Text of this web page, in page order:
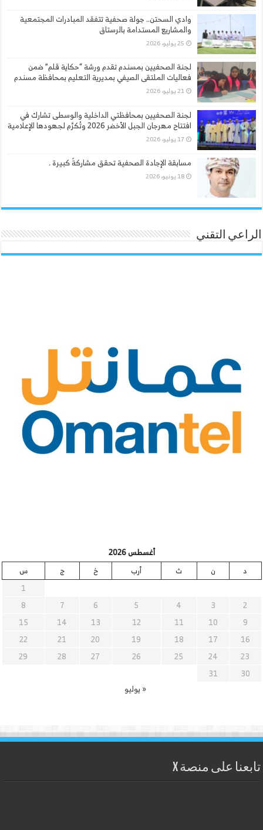
وادي السحتن.. جولة صحفية تتفقد المبادرات المجتمعية
والمشاريع المستدامة بالرستاق
25 يوليو، 2026
لجنة الصحفيين بمسندم تقدم ورشة “حكاية قلم” ضمن
فعاليات الملتقى الصيفي بمديرية التعليم بمحافظة مسندم
21 يوليو، 2026
لجنة الصحفيين بمحافظتي الداخلية والوسطى تشارك في
افتتاح مهرجان الجبل الأخضر 2026 وتُكرَّم لجهودها الإعلامية
17 يوليو، 2026
مسابقة الإجادة الصحفية تحقق مشاركةً كبيرة .
18 يونيو، 2026
الراعي التقني
أغسطس 2026
د
ن ث أرب خ ج
س
1
2
3
4
5
6
7
8
9
10
11
12
13
14
15
16
17
18
19
20
21
22
23
24
25
26
27
28
29
30
31
« يوليو
تابعنا على منصة X